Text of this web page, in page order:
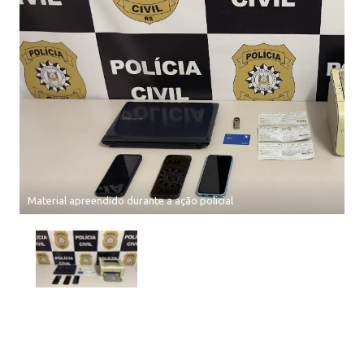
Material apreendido durante a ação policial